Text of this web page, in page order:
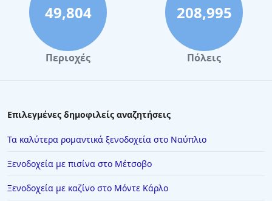
49,804
Περιοχές
208,995
Πόλεις
Επιλεγμένες δημοφιλείς αναζητήσεις
Τα καλύτερα ρομαντικά ξενοδοχεία στο Ναύπλιο
Ξενοδοχεία με πισίνα στο Μέτσοβο
Ξενοδοχεία με καζίνο στο Μόντε Κάρλο